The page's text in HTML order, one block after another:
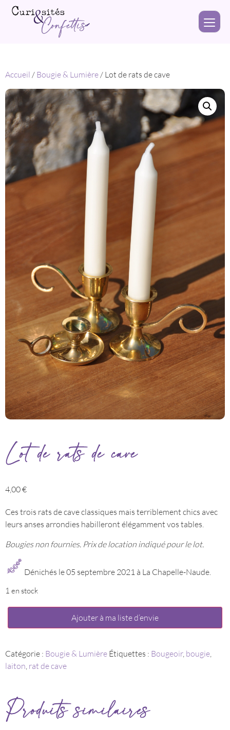
Accueil / Bougie & Lumière / Lot de rats de cave
Lot de rats de cave
4,00€
Ces trois rats de cave classiques mais terriblement chics avec
leurs anses arrondies habilleront élégamment vos tables.
Bougies non fournies. Prix de location indiqué pour le lot.
Dénichés le 05 septembre 2021 à La Chapelle-Naude.
1 en stock
quantité
Lot
de
cave
Ajouter à ma liste d’envie
Catégorie : Bougie & Lumière Étiquettes : Bougeoir, bougie
laiton rat de cave
Produits similaires